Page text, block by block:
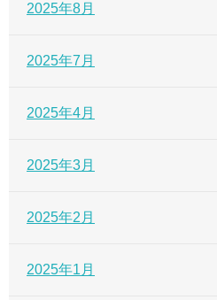
2025年8月
2025年7月
2025年4月
2025年3月
2025年2月
2025年1月